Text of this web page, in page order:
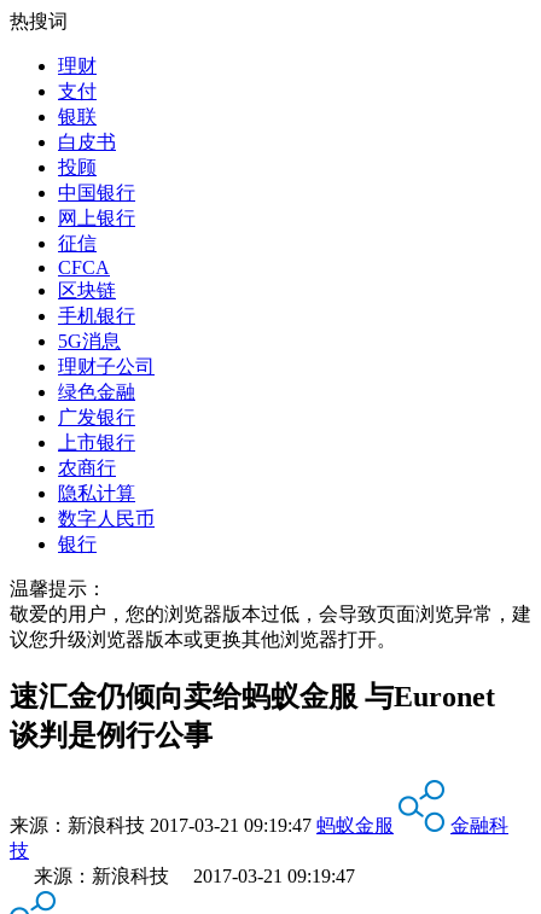
热搜词
理财
支付
银联
白皮书
投顾
中国银行
网上银行
征信
CFCA
区块链
手机银行
5G消息
理财子公司
绿色金融
广发银行
上市银行
农商行
隐私计算
数字人民币
银行
温馨提示：
敬爱的用户，您的浏览器版本过低，会导致页面浏览异常，建
议您升级浏览器版本或更换其他浏览器打开。
速汇金仍倾向卖给蚂蚁金服 与Euronet
谈判是例行公事
来源： 新浪科技 2017-03-21 09:19:47 蚂蚁金服
金融科
技
来源：新浪科技 2017-03-21 09:19:47